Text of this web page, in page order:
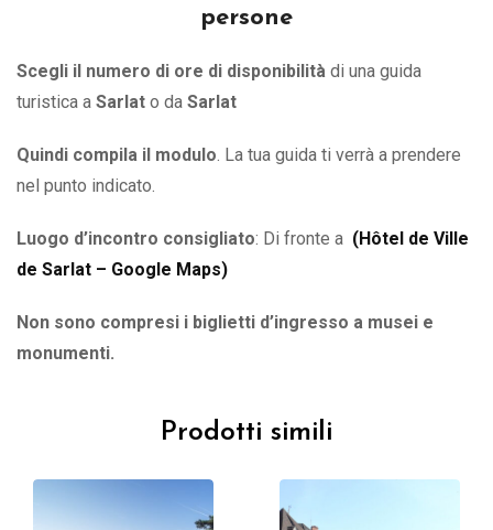
persone
Scegli il numero di ore di disponibilità di una guida
turistica a Sarlat o da Sarlat
Quindi compila il modulo. La tua guida ti verrà a prendere
nel punto indicato.
Luogo d’incontro consigliato: Di fronte a (Hôtel de Ville
de Sarlat – Google Maps)
Non sono compresi i biglietti d’ingresso a musei e
monumenti.
Prodotti simili